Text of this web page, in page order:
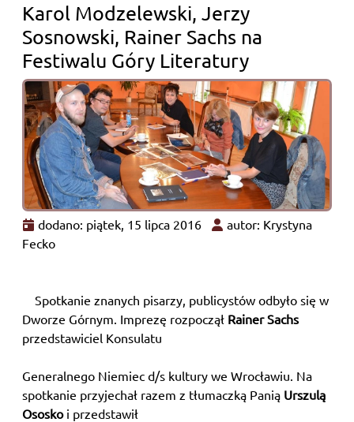
Karol Modzelewski, Jerzy
Sosnowski, Rainer Sachs na
Festiwalu Góry Literatury
dodano: piątek, 15 lipca 2016
autor: Krystyna
Fecko
Spotkanie znanych pisarzy, publicystów odbyło się w
Dworze Górnym. Imprezę rozpoczął Rainer Sachs
przedstawiciel Konsulatu
Generalnego Niemiec d/s kultury we Wrocławiu. Na
spotkanie przyjechał razem z tłumaczką Panią Urszulą
Ososkoi przedstawił